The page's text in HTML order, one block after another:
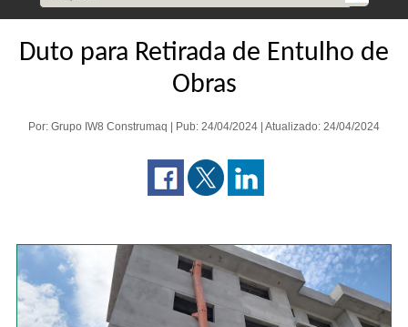
Duto para Retirada de Entulho de
Obras
Por: Grupo IW8 Construmaq | Pub: 24/04/2024 | Atualizado: 24/04/2024